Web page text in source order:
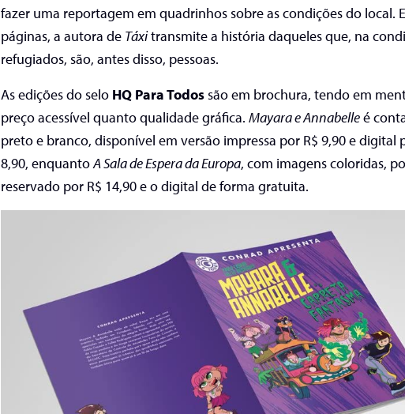
fazer uma reportagem em quadrinhos sobre as condições do local.
páginas, a autora de Táxitransmite a história daqueles que, na
refugiados, são, antes disso, pessoas.
As edições do selo HQ Para Todossão em brochura, tendo em
preço acessível quanto qualidade gráfica. Mayara e Annabelleé
preto e branco, disponível em versão impressa por R$ 9,90 e digital
8,90, enquantoA Sala de Espera da Europa, com imagens coloridas,
reservado por R$ 14,90 e o digital de forma gratuita.